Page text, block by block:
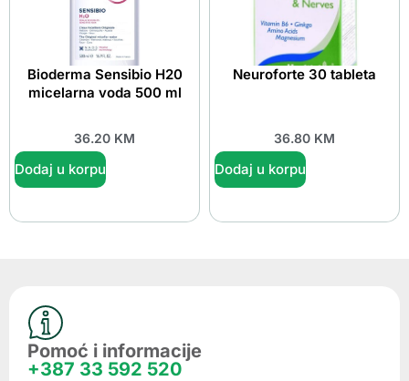
Bioderma Sensibio H20
micelarna voda 500 ml
36.20 KM
Dodaj u korpu
Neuroforte 30 tableta
36.80 KM
Dodaj u korpu
Pomoć i informacije
+387 33 592 520